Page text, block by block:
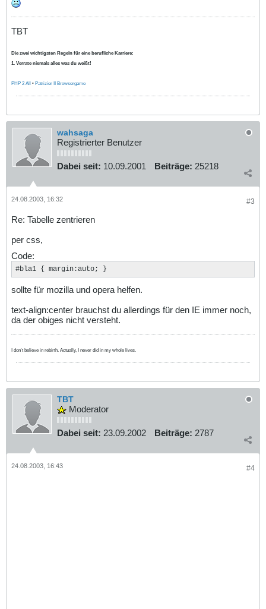
TBT
Die zwei wichtigsten Regeln für eine berufliche Karriere:
1. Verrate niemals alles was du weißt!
PHP 2 All • Patrizier II Browsergame
wahsaga
Registrierter Benutzer
Dabei seit: 10.09.2001 Beiträge: 25218
#3
24.08.2003, 16:32
Re: Tabelle zentrieren
per css,
Code:
#bla1 { margin:auto; }
sollte für mozilla und opera helfen.
text-align:center brauchst du allerdings für den IE immer noch,
da der obiges nicht versteht.
I don't believe in rebirth. Actually, I never did in my whole lives.
TBT
Moderator
Dabei seit: 23.09.2002 Beiträge: 2787
#4
24.08.2003, 16:43